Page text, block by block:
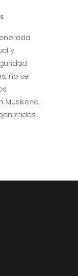
y
no se
Musikene.